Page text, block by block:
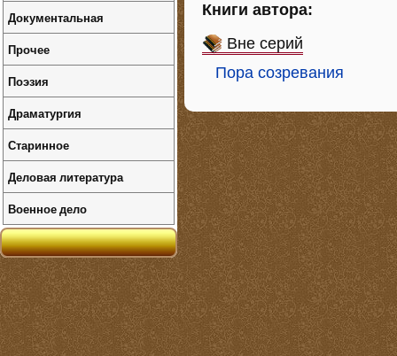
Книги автора:
Вне серий
Пора созревания
Документальная
Прочее
Поэзия
Драматургия
Старинное
Деловая литература
Военное дело